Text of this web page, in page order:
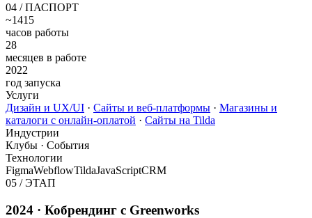
04 / ПАСПОРТ
~1415
часов работы
28
месяцев в работе
2022
год запуска
Услуги
Дизайн и UX/UI · Сайты и веб-платформы · Магазины и
каталоги с онлайн-оплатой · Сайты на Tilda
Индустрии
Клубы · События
Технологии
FigmaWebflowTildaJavaScriptCRM
05 /ЭТАП
2024 · Кобрендинг с Greenworks